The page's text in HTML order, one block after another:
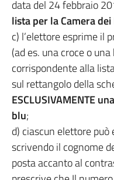
data del 24 febbraio
lista per la Camera
c) l’elettore esprime il
(ad es. una croce o
corrispondente alla
sul rettangolo della
ESCLUSIVAMENTE
blu;
d) ciascun elettore può
scrivendo il cognome
posta accanto al